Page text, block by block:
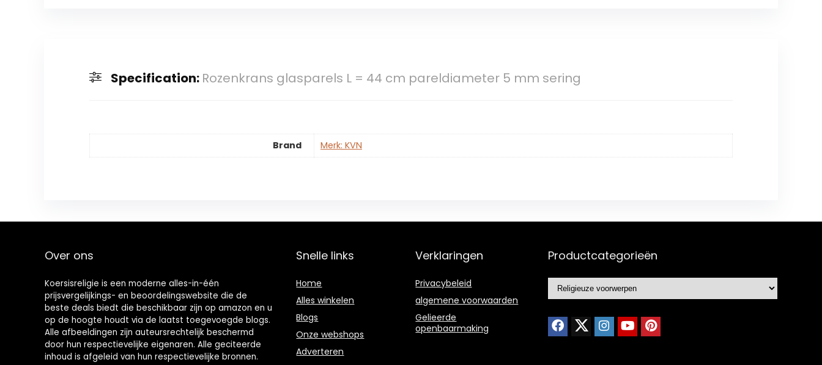
Specification: Rozenkrans glasparels L = 44 cm pareldiameter 5 mm sering
Brand Merk: KVN
Over ons
Koersisreligie is een moderne alles-in-één
prijsvergelijkings- en beoordelingswebsite die de
beste deals biedt die beschikbaar zijn op amazon en u
op de hoogte houdt via de laatst toegevoegde blogs.
Alle afbeeldingen zijn auteursrechtelijk beschermd
door hun respectievelijke eigenaren. Alle geciteerde
inhoud is afgeleid van hun respectievelijke bronnen.
Snelle links
Home
Alles winkelen
Blogs
Onze webshops
Adverteren
Verklaringen
Privacybeleid
algemene voorwaarden
Gelieerde
openbaarmaking
Productcategorieën